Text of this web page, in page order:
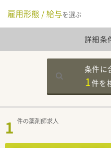
雇用形態 / 給与を選ぶ
詳細条
条件に
1件を
1 件の薬剤師求人